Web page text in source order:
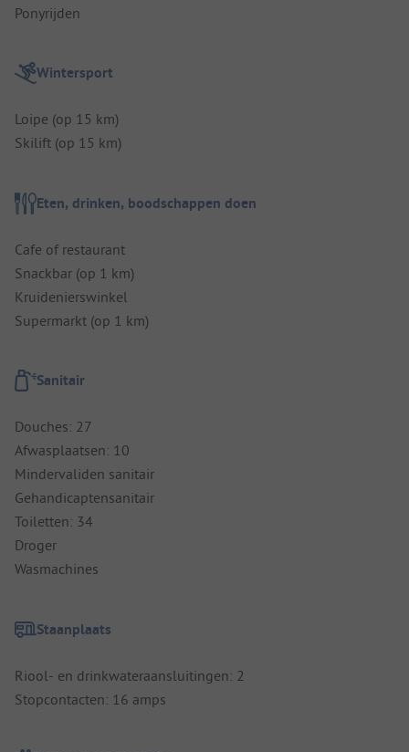
Ponyrijden
Wintersport
Loipe (op 15 km)
Skilift (op 15 km)
Eten, drinken, boodschappen doen
Cafe of restaurant
Snackbar (op 1 km)
Kruidenierswinkel
Supermarkt (op 1 km)
Sanitair
Douches: 27
Afwasplaatsen: 10
Mindervaliden sanitair
Gehandicaptensanitair
Toiletten: 34
Droger
Wasmachines
Staanplaats
Riool- en drinkwateraansluitingen: 2
Stopcontacten: 16 amps